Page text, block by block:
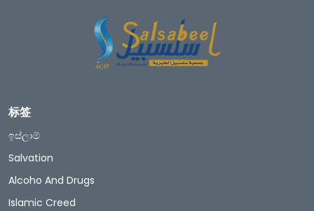
标签
ඉස්ලාම්
Salvation
Alcoho And Drugs
Islamic Creed